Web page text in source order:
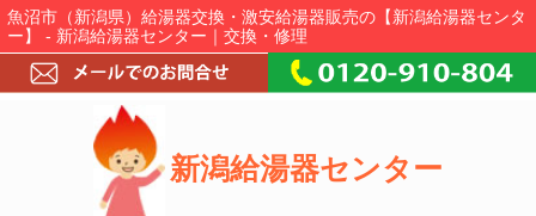
魚沼市（新潟県）給湯器交換・激安給湯器販売の【新潟給湯器センタ
ー】 - 新潟給湯器センター｜交換・修理
新潟給湯器センター